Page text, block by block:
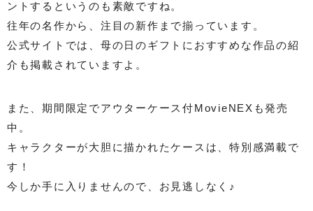
ントするというのも素敵ですね。
往年の名作から、注目の新作まで揃っています。
公式サイトでは、母の日のギフトにおすすめな作品の紹
介も掲載されていますよ。
また、期間限定でアウターケース付MovieNEXも発売
中。
キャラクターが大胆に描かれたケースは、特別感満載で
す！
今しか手に入りませんので、お見逃しなく♪